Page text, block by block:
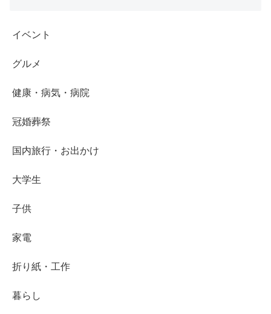
イベント
グルメ
健康・病気・病院
冠婚葬祭
国内旅行・お出かけ
大学生
子供
家電
折り紙・工作
暮らし